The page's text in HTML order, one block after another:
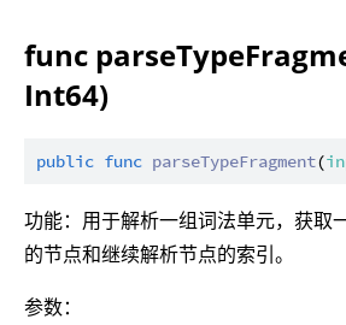
func
Int64)
public func parseTypeFragment(
功能：用于解析一组词法单元，获取
的节点和继续解析节点的索引。
参数：